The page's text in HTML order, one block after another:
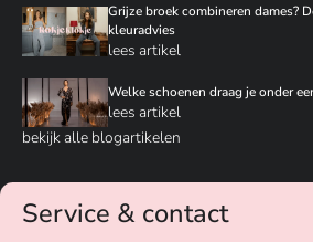
Grijze broek combineren dames?
kleuradvies
lees artikel
Welke schoenen draag je onder
lees artikel
bekijk alle blogartikelen
Service & contact